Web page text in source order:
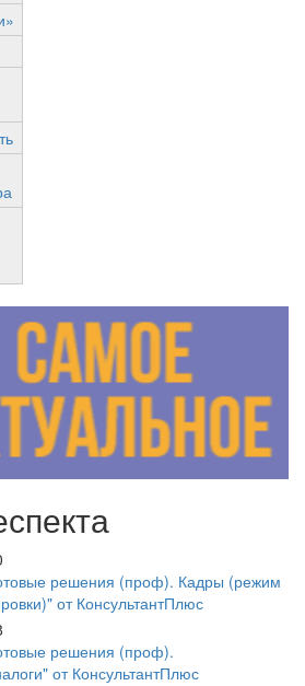
решения (проф). Кадры (режим
от КонсультантПлюс
решения (проф).
от КонсультантПлюс